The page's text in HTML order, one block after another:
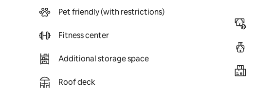
Pet friendly (with restrictions)
Fitness center
Additional storage space
Roof deck